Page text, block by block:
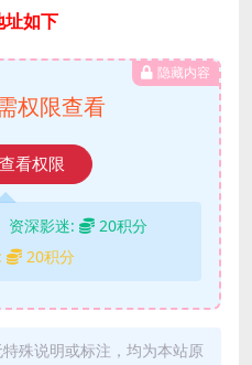
址如下
隐藏内容
权限查看
看权限
资深影迷:
20积分
20积分
殊说明或标注，均为本站原